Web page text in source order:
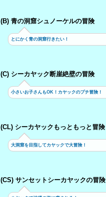
(B) 青の洞窟シュノーケルの冒険
とにかく青の洞窟行きたい！
(C) シーカヤック断崖絶壁の冒険
小さいお子さんもOK！カヤックのプチ冒険！
(CL) シーカヤックもっともっと冒険
大洞窟を目指してカヤックで大冒険！
(CS) サンセットシーカヤックの冒険